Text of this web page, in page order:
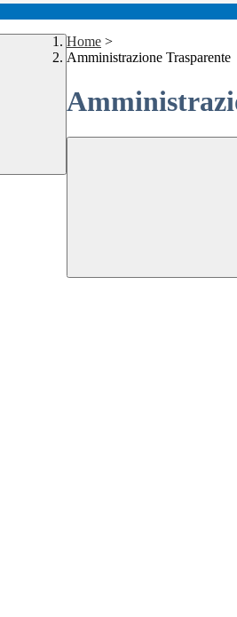
Home >
Amministrazione Trasparente